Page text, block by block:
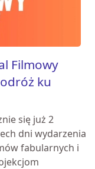
Filmowy
ku
się już 2
dni wydarzenia
fabularnych i